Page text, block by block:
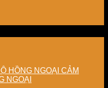
năng
chất
lượng
CẢM
NGOẠI